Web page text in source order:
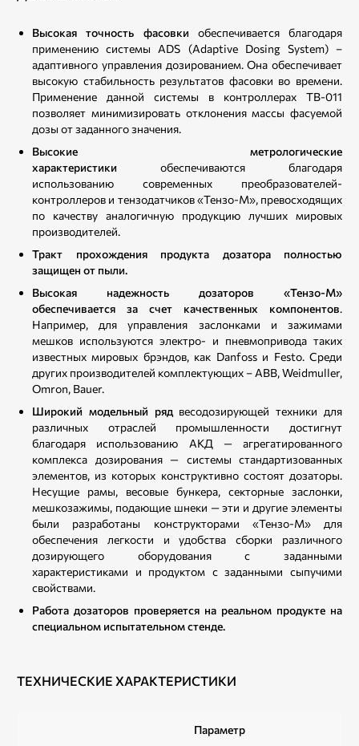
Высокая точность фасовки обеспечивается благодаря
применению системы ADS (Adaptive Dosing System) –
адаптивного управления дозированием. Она обеспечивает
высокую стабильность результатов фасовки во времени.
Применение данной системы в контроллерах ТВ-011
позволяет минимизировать отклонения массы фасуемой
дозы от заданного значения.
Высокие метрологические
характеристики обеспечиваются благодаря
использованию современных преобразователей-
контроллеров и тензодатчиков «Тензо-М», превосходящих
по качеству аналогичную продукцию лучших мировых
производителей.
Тракт прохождения продукта дозатора полностью
защищен от пыли.
Высокая надежность дозаторов «Тензо-М»
обеспечивается за счет качественных компонентов.
Например, для управления заслонками и зажимами
мешков используются электро- и пневмопривода таких
известных мировых брэндов, как Danfoss и Festo. Среди
других производителей комплектующих – ABB, Weidmuller,
Omron, Bauer.
Широкий модельный ряд весодозирующей техники для
различных отраслей промышленности достигнут
благодаря использованию АКД — агрегатированного
комплекса дозирования — системы стандартизованных
элементов, из которых конструктивно состоят дозаторы.
Несущие рамы, весовые бункера, секторные заслонки,
мешкозажимы, подающие шнеки — эти и другие элементы
были разработаны конструкторами «Тензо-М» для
обеспечения легкости и удобства сборки различного
дозирующего оборудования с заданными
характеристиками и продуктом с заданными сыпучими
свойствами.
Работа дозаторов проверяется на реальном продукте на
специальном испытательном стенде.
ТЕХНИЧЕСКИЕ ХАРАКТЕРИСТИКИ
Параметр